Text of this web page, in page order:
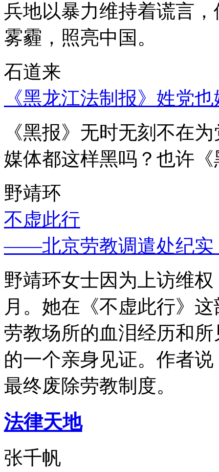
兵地以暴力维持着谎言
雾霾，照亮中国。
石道来
《黑龙江法制报》姓党
《黑报》无时无刻不在
媒体都这样黑吗？也许
野靖环
不虚此行
——北京劳教调遣处纪实
野靖环女士因为上访维
月。她在《不虚此行》
劳教场所的血泪经历和
的一个亲身见证。作者
最终废除劳教制度。
法律天地
张千帆